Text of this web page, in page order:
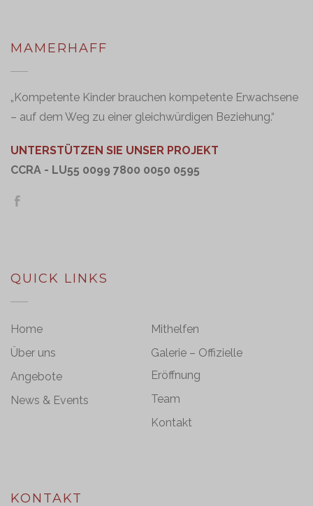
MAMERHAFF
„Kompetente Kinder brauchen kompetente Erwachsene
– auf dem Weg zu einer gleichwürdigen Beziehung.“
UNTERSTÜTZEN SIE UNSER PROJEKT
CCRA - LU55 0099 7800 0050 0595
QUICK LINKS
Home
Über uns
Angebote
News & Events
Mithelfen
Galerie – Offizielle
Eröffnung
Team
Kontakt
KONTAKT